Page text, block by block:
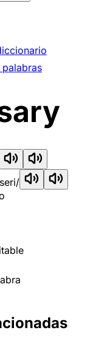
palabras